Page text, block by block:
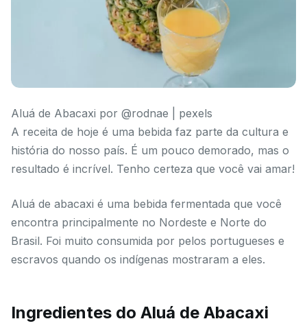
Aluá de Abacaxi por @rodnae | pexels
A receita de hoje é uma bebida faz parte da cultura e
história do nosso país. É um pouco demorado, mas o
resultado é incrível. Tenho certeza que você vai amar!
Aluá de abacaxi é uma bebida fermentada que você
encontra principalmente no Nordeste e Norte do
Brasil. Foi muito consumida por pelos portugueses e
escravos quando os indígenas mostraram a eles.
Ingredientes do Aluá de Abacaxi